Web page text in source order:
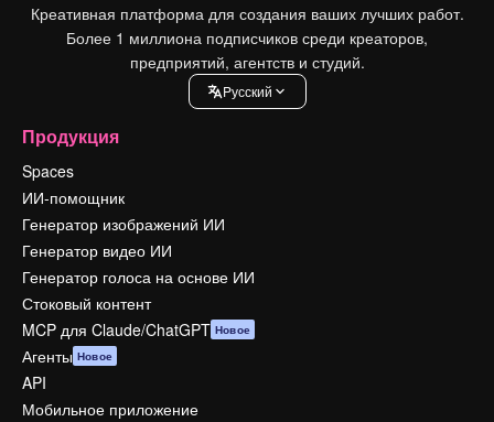
Креативная платформа для создания ваших лучших работ.
Более 1 миллиона подписчиков среди креаторов,
предприятий, агентств и студий.
Pусский
Продукция
Spaces
ИИ-помощник
Генератор изображений ИИ
Генератор видео ИИ
Генератор голоса на основе ИИ
Стоковый контент
MCP для Claude/ChatGPT Новое
Агенты Новое
API
Мобильное приложение